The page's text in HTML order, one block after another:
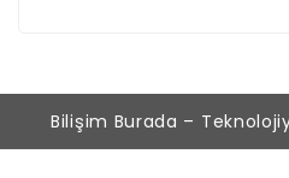
Bilişim Burada –